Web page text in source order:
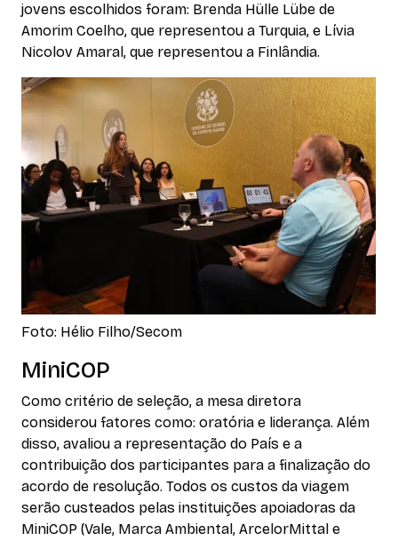
jovens escolhidos foram: Brenda Hülle Lübe de
Amorim Coelho, que representou a Turquia, e Lívia
Nicolov Amaral, que representou a Finlândia.
Foto: Hélio Filho/Secom
MiniCOP
Como critério de seleção, a mesa diretora
considerou fatores como: oratória e liderança. Além
disso, avaliou a representação do País e a
contribuição dos participantes para a finalização do
acordo de resolução. Todos os custos da viagem
serão custeados pelas instituições apoiadoras da
MiniCOP (Vale, Marca Ambiental, ArcelorMittal e